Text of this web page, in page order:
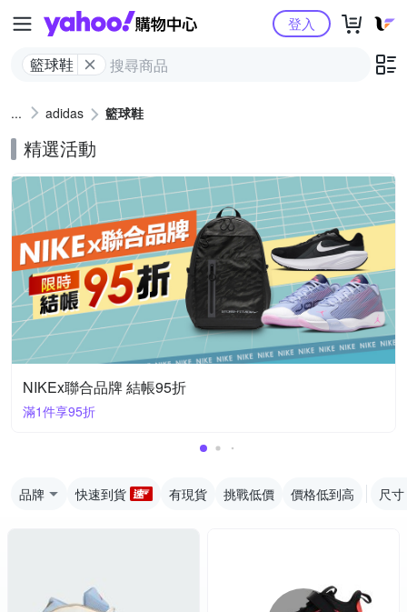
Yahoo購物中心
籃球鞋
登入
adidas 籃球鞋
精選活動
NIKEx聯合品牌 結帳95折
滿1件享95折
品牌 快速到貨 有現貨 挑戰低價 價格低到高 尺寸